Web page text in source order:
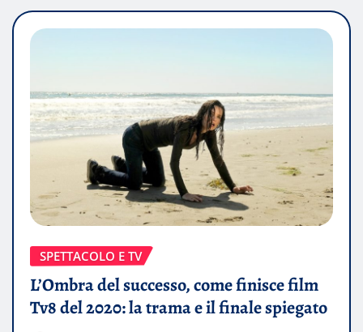
SPETTACOLO E TV
L’Ombra del successo, come finisce film
Tv8 del 2020: la trama e il finale spiegato